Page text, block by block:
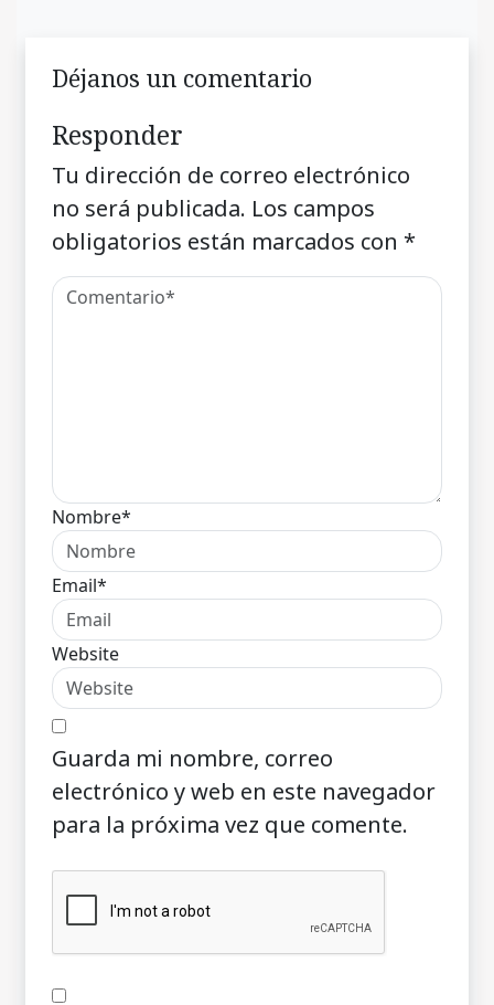
Déjanos un comentario
Responder
Tu dirección de correo electrónico
no será publicada. Los campos
obligatorios están marcados con *
Nombre*
Email*
Website
Guarda mi nombre, correo
electrónico y web en este navegador
para la próxima vez que comente.